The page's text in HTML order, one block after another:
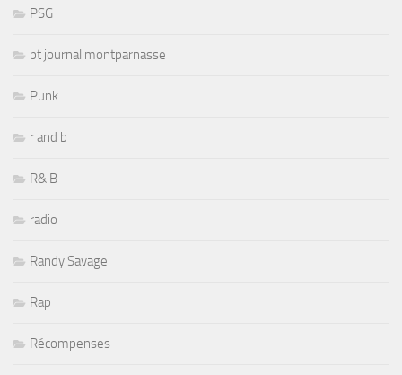
PSG
pt journal montparnasse
Punk
r and b
R& B
radio
Randy Savage
Rap
Récompenses